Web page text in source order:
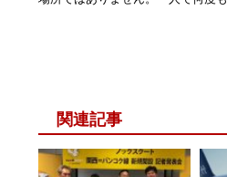
関連記事